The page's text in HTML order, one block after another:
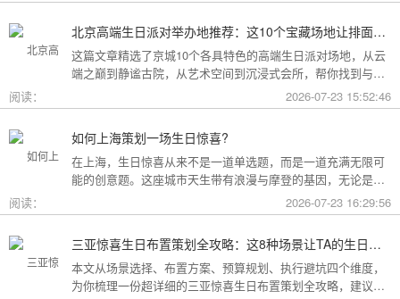
北京高端生日派对举办地推荐：这10个宝藏场地让排面与品味兼得
这篇文章精选了京城10个各具特色的高端生日派对场地，从云
端之巅到静谧古院，从艺术空间到沉浸式会所，帮你找到与心
阅读： 2026-07-23 15:52:46
如何上海策划一场生日惊喜?
在上海，生日惊喜从来不是一道单选题，而是一道充满无限可
能的创意题。这座城市天生带有浪漫与摩登的基因，无论是外
滩的璀璨夜景，还是梧桐树下的老洋房，都为策划惊喜提供了
无尽的灵感
阅读： 2026-07-23 16:29:56
三亚惊喜生日布置策划全攻略：这8种场景让TA的生日成为永远难忘的回忆
本文从场景选择、布置方案、预算规划、执行避坑四个维度，
为你梳理一份超详细的三亚惊喜生日布置策划全攻略，建议收